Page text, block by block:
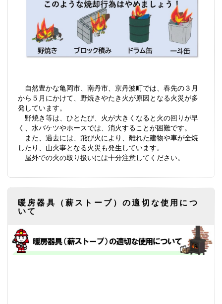
自然豊かな亀岡市、南丹市、京丹波町では、春先の３月
から５月にかけて、野焼きやたき火が原因となる火災が多
発しています。
野焼き等は、ひとたび、火が大きくなると火の回りが早
く、水バケツやホースでは、消火することが困難です。
また、過去には、飛び火により、離れた建物や車が全焼
したり、山火事となる火災も発生しています。
屋外での火の取り扱いには十分注意してください。
暖房器具（薪ストーブ）の適切な使用につ
いて